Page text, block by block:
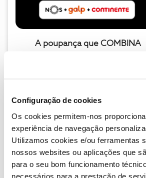
Configuração de cookies
Os cookies permitem-nos
experiência de navegação
Utilizamos cookies e/ou ferramentas
nossos websites ou aplicações que
para o seu bom funcionamento
necessários para a prestação de
A poupança que COMBINA
Descubra as novidades de